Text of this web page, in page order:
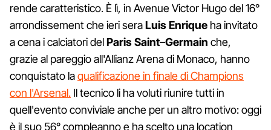
rende caratteristico. È lì, in Avenue Victor Hugo del 16°
arrondissement che ieri seraLuis Enrique ha invitato
a cena i calciatori delParis Saint–Germain che,
grazie al pareggio all'Allianz Arena di Monaco, hanno
conquistato laqualificazione in finale di Champions
con l'Arsenal. Il tecnico li ha voluti riunire tutti in
quell'evento conviviale anche per un altro motivo: oggi
è il suo 56° compleanno e ha scelto una location